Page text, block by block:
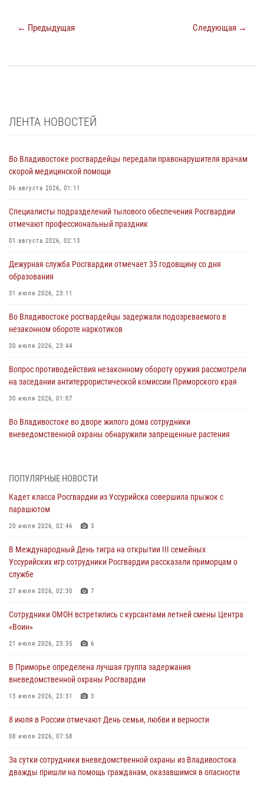
← Предыдущая Следующая →
ЛЕНТА НОВОСТЕЙ
Во Владивостоке росгвардейцы передали правонарушителя врачам
скорой медицинской помощи
06 августа 2026, 01:11
Специалисты подразделений тылового обеспечения Росгвардии
отмечают профессиональный праздник
01 августа 2026, 02:13
Дежурная служба Росгвардии отмечает 35 годовщину со дня
образования
31 июля 2026, 23:11
Во Владивостоке росгвардейцы задержали подозреваемого в
незаконном обороте наркотиков
30 июля 2026, 23:44
Вопрос противодействия незаконному обороту оружия рассмотрели
на заседании антитеррористической комиссии Приморского края
30 июля 2026, 01:07
Во Владивостоке во дворе жилого дома сотрудники
вневедомственной охраны обнаружили запрещенные растения
В День Крещения Руси в Князь-Владимирском храме – Главном
ходом
28 июля 2026, 10:29
посвященном Дню Крещения Руси
28 июля 2026, 05:39
В Международный День тигра на открытии III семейных
службе
разрешительной работы Росгвардии напомнили гражданам, как
сдать оружие за вознаграждение
23 июля 2026, 22:45
ПОПУЛЯРНЫЕ НОВОСТИ
Кадет класса Росгвардии из Уссурийска совершила прыжок с
парашютом
20 июля 2026, 02:46 3
В Международный День тигра на открытии III семейных
Уссурийских игр сотрудники Росгвардии рассказали приморцам о
службе
27 июля 2026, 02:30 7
Сотрудники ОМОН встретились с курсантами летней смены Центра
«Воин»
21 июля 2026, 23:35 6
В Приморье определена лучшая группа задержания
вневедомственной охраны Росгвардии
13 июля 2026, 23:31 3
8 июля в России отмечают День семьи, любви и верности
08 июля 2026, 07:58
За сутки сотрудники вневедомственной охраны из Владивостока
дважды пришли на помощь гражданам, оказавшимся в опасности